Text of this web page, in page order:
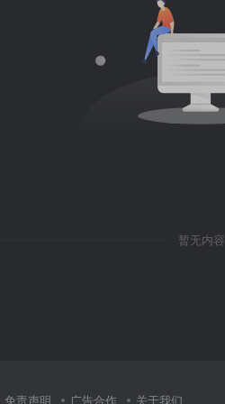
暂无内容
免责声明 广告合作 关于我们